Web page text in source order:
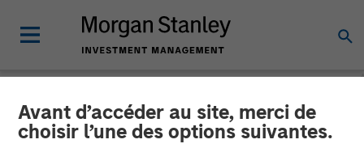
Avant d’accéder au site, merci de
choisir l’une des options suivantes.
NEWSROOM